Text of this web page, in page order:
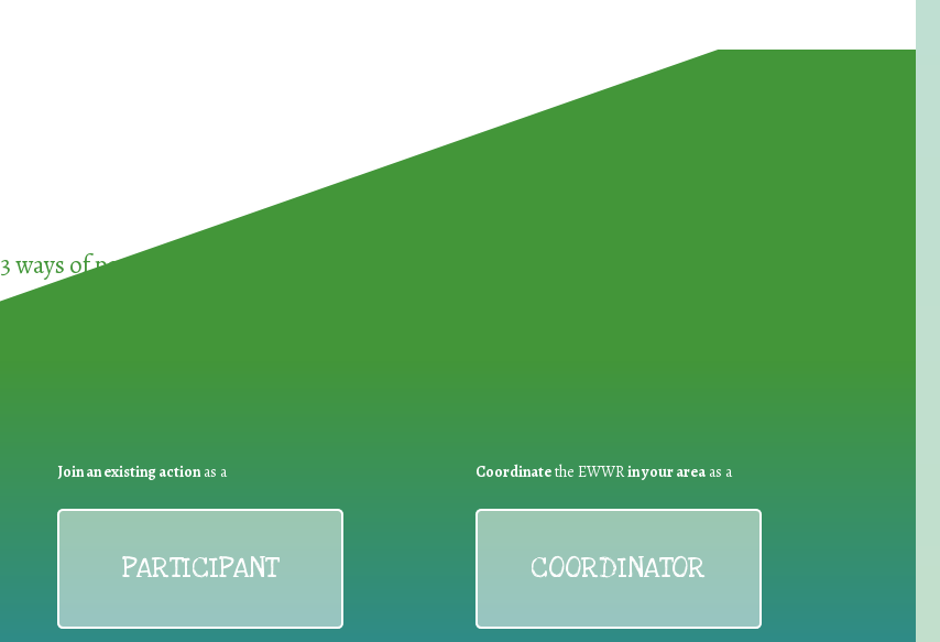
3 ways of participating in the
Join an existing actionas a
PARTICIPANT
Coordinatethe EWWRin your areaas a
COORDINATOR